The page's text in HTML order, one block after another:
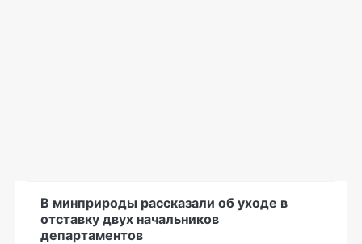
В минприроды рассказали об уходе в
отставку двух начальников
департаментов